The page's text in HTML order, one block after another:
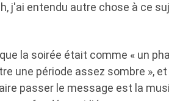
j'ai entendu autre chose à ce
la soirée était comme « un
une période assez sombre »,
passer le message est la